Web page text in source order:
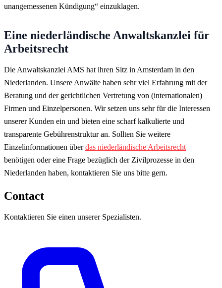
unangemessenen Kündigung“ einzuklagen.
Eine niederländische Anwaltskanzlei für
Arbeitsrecht
Die Anwaltskanzlei AMS hat ihren Sitz in Amsterdam in den
Niederlanden. Unsere Anwälte haben sehr viel Erfahrung mit der
Beratung und der gerichtlichen Vertretung von (internationalen)
Firmen und Einzelpersonen. Wir setzen uns sehr für die Interessen
unserer Kunden ein und bieten eine scharf kalkulierte und
transparente Gebührenstruktur an. Sollten Sie weitere
Einzelinformationen überdas niederländische Arbeitsrecht
benötigen oder eine Frage bezüglich der Zivilprozesse in den
Niederlanden haben, kontaktieren Sie uns bitte gern.
Contact
Kontaktieren Sie einen unserer Spezialisten.